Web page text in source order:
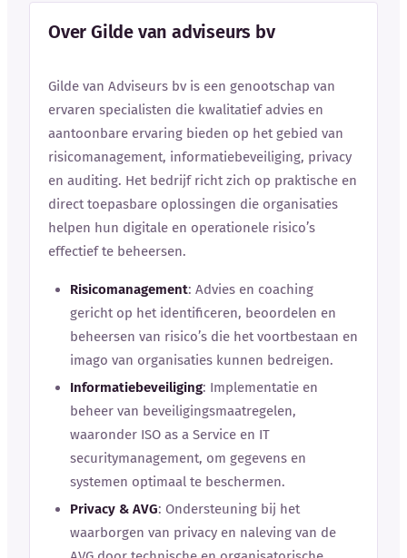
Over Gilde van adviseurs bv
Gilde van Adviseurs bv is een genootschap van
ervaren specialisten die kwalitatief advies en
aantoonbare ervaring bieden op het gebied van
risicomanagement, informatiebeveiliging, privacy
en auditing. Het bedrijf richt zich op praktische en
direct toepasbare oplossingen die organisaties
helpen hun digitale en operationele risico’s
effectief te beheersen.
Risicomanagement: Advies en coaching
gericht op het identificeren, beoordelen en
beheersen van risico’s die het voortbestaan en
imago van organisaties kunnen bedreigen.
Informatiebeveiliging: Implementatie en
beheer van beveiligingsmaatregelen,
waaronder ISO as a Service en IT
securitymanagement, om gegevens en
systemen optimaal te beschermen.
Privacy & AVG: Ondersteuning bij het
waarborgen van privacy en naleving van de